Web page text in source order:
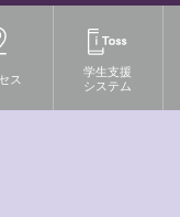
ス
学生支援
システム